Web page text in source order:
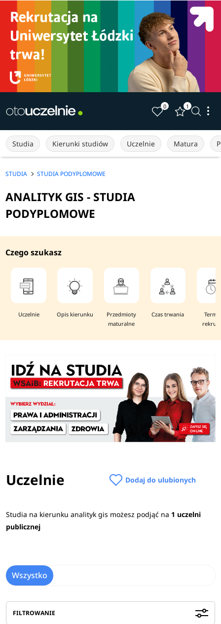
0 1
Studia Kierunki studiów Uczelnie Matura
STUDIA STUDIA PODYPLOMOWE
ANALITYK GIS - STUDIA
PODYPLOMOWE
Czego szukasz
Uczelnie Opis kierunku
Przedmioty
maturalne
Czas trwania
Uczelnie Dodaj do ulubionych
Studia na kierunku analityk gis możesz podjąć na 1 uczelni
publicznej
Wszystko
FILTROWANIE